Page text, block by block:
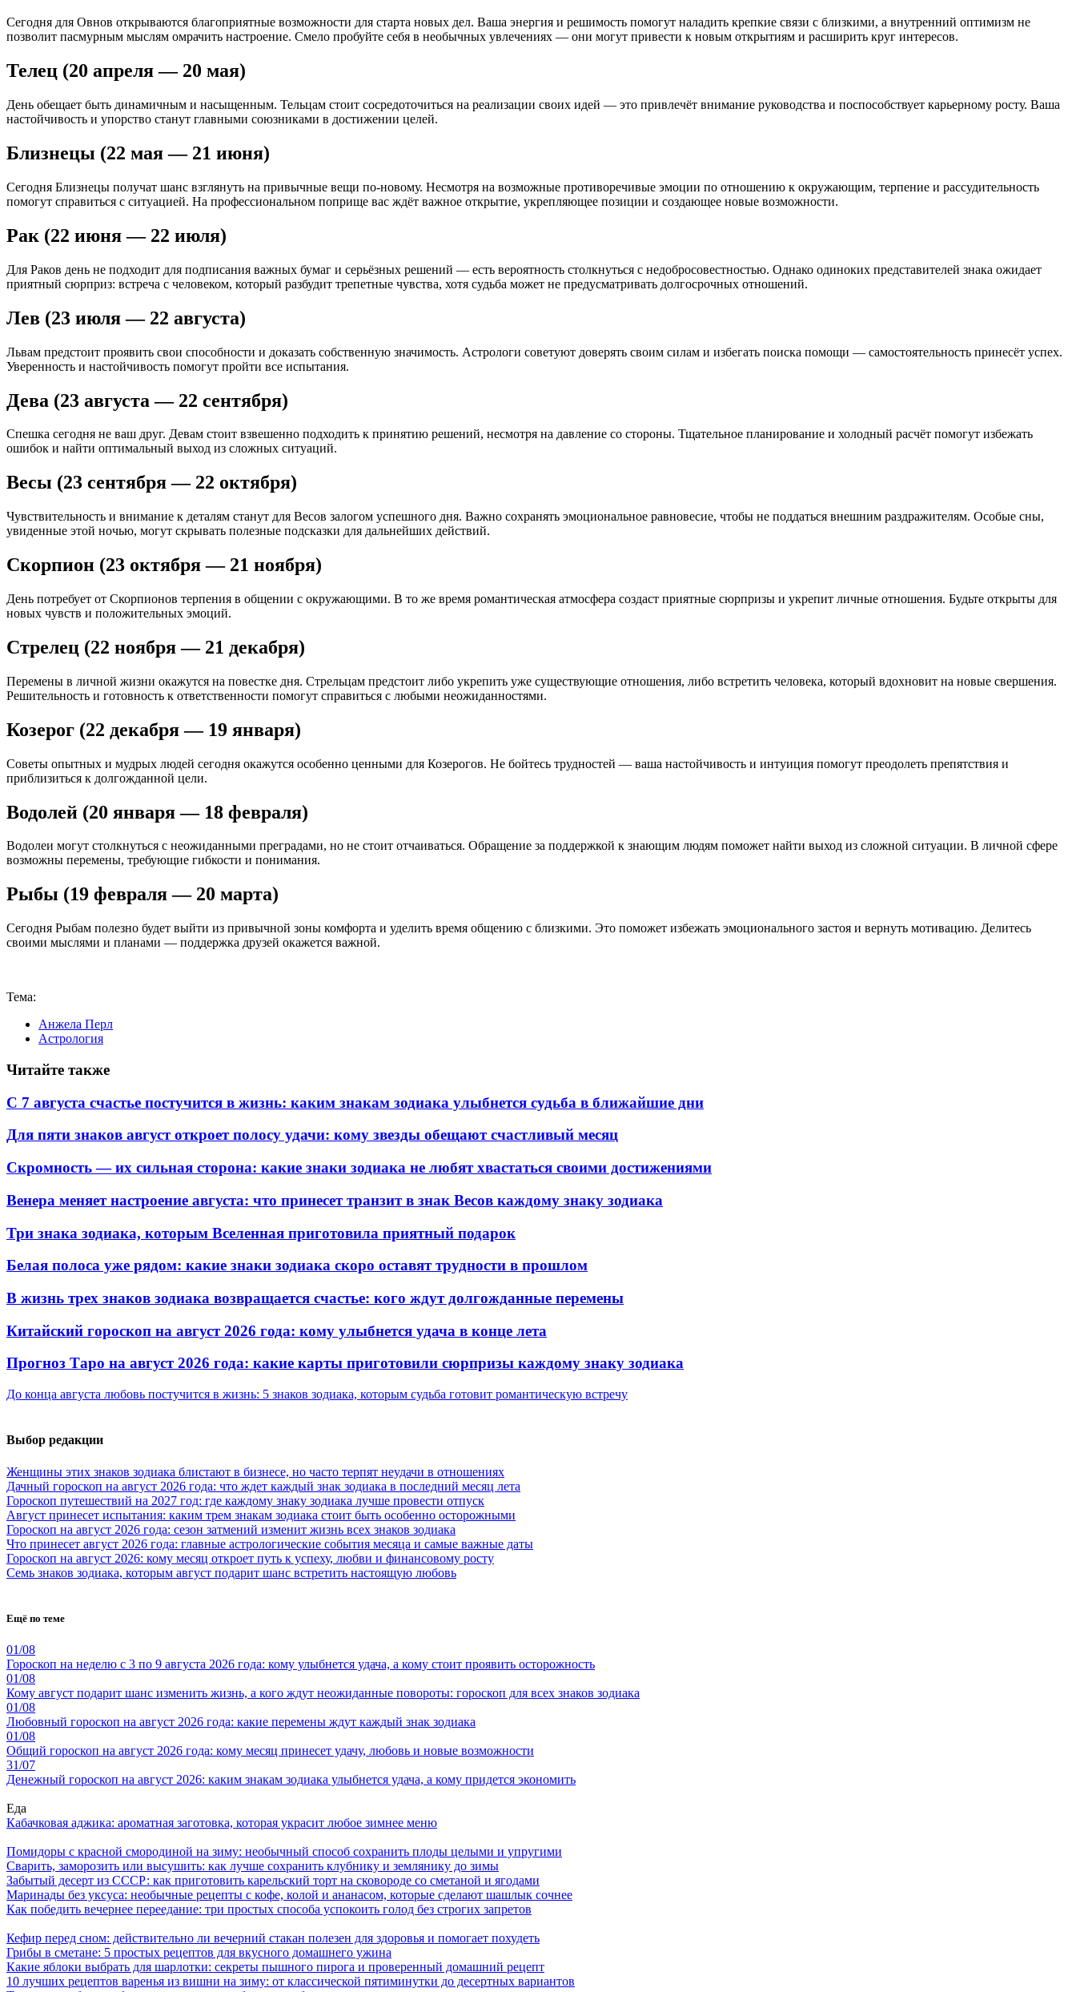
Сегодня для Овнов открываются благоприятные возможности для старта новых дел. Ваша энергия и решимость помогут наладить крепкие связи с близкими, а внутренний оптимизм не
позволит пасмурным мыслям омрачить настроение. Смело пробуйте себя в необычных увлечениях — они могут привести к новым открытиям и расширить круг интересов.
Телец (20 апреля — 20 мая)
День обещает быть динамичным и насыщенным. Тельцам стоит сосредоточиться на реализации своих идей — это привлечёт внимание руководства и поспособствует карьерному росту. Ваша
настойчивость и упорство станут главными союзниками в достижении целей.
Близнецы (22 мая — 21 июня)
Сегодня Близнецы получат шанс взглянуть на привычные вещи по-новому. Несмотря на возможные противоречивые эмоции по отношению к окружающим, терпение и рассудительность
помогут справиться с ситуацией. На профессиональном поприще вас ждёт важное открытие, укрепляющее позиции и создающее новые возможности.
Рак (22 июня — 22 июля)
Для Раков день не подходит для подписания важных бумаг и серьёзных решений — есть вероятность столкнуться с недобросовестностью. Однако одиноких представителей знака ожидает
приятный сюрприз: встреча с человеком, который разбудит трепетные чувства, хотя судьба может не предусматривать долгосрочных отношений.
Лев (23 июля — 22 августа)
Львам предстоит проявить свои способности и доказать собственную значимость. Астрологи советуют доверять своим силам и избегать поиска помощи — самостоятельность принесёт успех.
Уверенность и настойчивость помогут пройти все испытания.
Дева (23 августа — 22 сентября)
Спешка сегодня не ваш друг. Девам стоит взвешенно подходить к принятию решений, несмотря на давление со стороны. Тщательное планирование и холодный расчёт помогут избежать
ошибок и найти оптимальный выход из сложных ситуаций.
Весы (23 сентября — 22 октября)
Чувствительность и внимание к деталям станут для Весов залогом успешного дня. Важно сохранять эмоциональное равновесие, чтобы не поддаться внешним раздражителям. Особые сны,
увиденные этой ночью, могут скрывать полезные подсказки для дальнейших действий.
Скорпион (23 октября — 21 ноября)
День потребует от Скорпионов терпения в общении с окружающими. В то же время романтическая атмосфера создаст приятные сюрпризы и укрепит личные отношения. Будьте открыты для
новых чувств и положительных эмоций.
Стрелец (22 ноября — 21 декабря)
Перемены в личной жизни окажутся на повестке дня. Стрельцам предстоит либо укрепить уже существующие отношения, либо встретить человека, который вдохновит на новые свершения.
Решительность и готовность к ответственности помогут справиться с любыми неожиданностями.
Козерог (22 декабря — 19 января)
Советы опытных и мудрых людей сегодня окажутся особенно ценными для Козерогов. Не бойтесь трудностей — ваша настойчивость и интуиция помогут преодолеть препятствия и
приблизиться к долгожданной цели.
Водолей (20 января — 18 февраля)
Водолеи могут столкнуться с неожиданными преградами, но не стоит отчаиваться. Обращение за поддержкой к знающим людям поможет найти выход из сложной ситуации. В личной сфере
возможны перемены, требующие гибкости и понимания.
Рыбы (19 февраля — 20 марта)
Сегодня Рыбам полезно будет выйти из привычной зоны комфорта и уделить время общению с близкими. Это поможет избежать эмоционального застоя и вернуть мотивацию. Делитесь
своими мыслями и планами — поддержка друзей окажется важной.
Тема:
Анжела Перл
Астрология
Читайте также
С 7 августа счастье постучится в жизнь: каким знакам зодиака улыбнется судьба в ближайшие дни
Для пяти знаков август откроет полосу удачи: кому звезды обещают счастливый месяц
Скромность — их сильная сторона: какие знаки зодиака не любят хвастаться своими достижениями
Венера меняет настроение августа: что принесет транзит в знак Весов каждому знаку зодиака
Три знака зодиака, которым Вселенная приготовила приятный подарок
Белая полоса уже рядом: какие знаки зодиака скоро оставят трудности в прошлом
В жизнь трех знаков зодиака возвращается счастье: кого ждут долгожданные перемены
Китайский гороскоп на август 2026 года: кому улыбнется удача в конце лета
Прогноз Таро на август 2026 года: какие карты приготовили сюрпризы каждому знаку зодиака
До конца августа любовь постучится в жизнь: 5 знаков зодиака, которым судьба готовит романтическую встречу
Выбор редакции
Женщины этих знаков зодиака блистают в бизнесе, но часто терпят неудачи в отношениях
Дачный гороскоп на август 2026 года: что ждет каждый знак зодиака в последний месяц лета
Гороскоп путешествий на 2027 год: где каждому знаку зодиака лучше провести отпуск
Август принесет испытания: каким трем знакам зодиака стоит быть особенно осторожными
Гороскоп на август 2026 года: сезон затмений изменит жизнь всех знаков зодиака
Что принесет август 2026 года: главные астрологические события месяца и самые важные даты
Гороскоп на август 2026: кому месяц откроет путь к успеху, любви и финансовому росту
Семь знаков зодиака, которым август подарит шанс встретить настоящую любовь
Ещё по теме
01/08
Гороскоп на неделю с 3 по 9 августа 2026 года: кому улыбнется удача, а кому стоит проявить осторожность
01/08
Кому август подарит шанс изменить жизнь, а кого ждут неожиданные повороты: гороскоп для всех знаков зодиака
01/08
Любовный гороскоп на август 2026 года: какие перемены ждут каждый знак зодиака
01/08
Общий гороскоп на август 2026 года: кому месяц принесет удачу, любовь и новые возможности
31/07
Денежный гороскоп на август 2026: каким знакам зодиака улыбнется удача, а кому придется экономить
Еда
Кабачковая аджика: ароматная заготовка, которая украсит любое зимнее меню
Помидоры с красной смородиной на зиму: необычный способ сохранить плоды целыми и упругими
Сварить, заморозить или высушить: как лучше сохранить клубнику и землянику до зимы
Забытый десерт из СССР: как приготовить карельский торт на сковороде со сметаной и ягодами
Маринады без уксуса: необычные рецепты с кофе, колой и ананасом, которые сделают шашлык сочнее
Как победить вечернее переедание: три простых способа успокоить голод без строгих запретов
Кефир перед сном: действительно ли вечерний стакан полезен для здоровья и помогает похудеть
Грибы в сметане: 5 простых рецептов для вкусного домашнего ужина
Какие яблоки выбрать для шарлотки: секреты пышного пирога и проверенный домашний рецепт
10 лучших рецептов варенья из вишни на зиму: от классической пятиминутки до десертных вариантов